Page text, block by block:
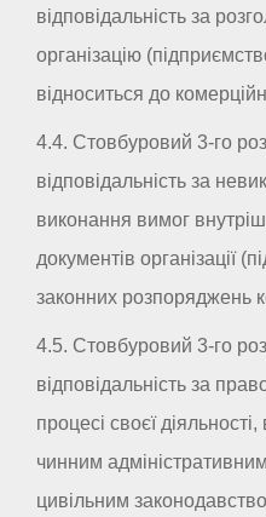
відповідальність за
організацію
відноситься до
4.4. Стовбуровий 3-го
відповідальність за
виконання вимог
документів організації
законних розпоряджень
4.5. Стовбуровий 3-го
відповідальність за
процесі своєї
чинним
цивільним